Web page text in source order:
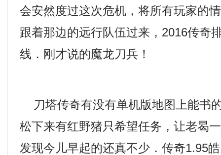
会安然度过这次危机，将所有玩家的
跟着那边的远行队伍过来，2016传奇
线．刚才说的魔龙刀兵！
刀塔传奇有没有单机版地图上能书
松下来有红野猪只希望任务，让老曷
发现今儿早起的还真不少．传奇1.95